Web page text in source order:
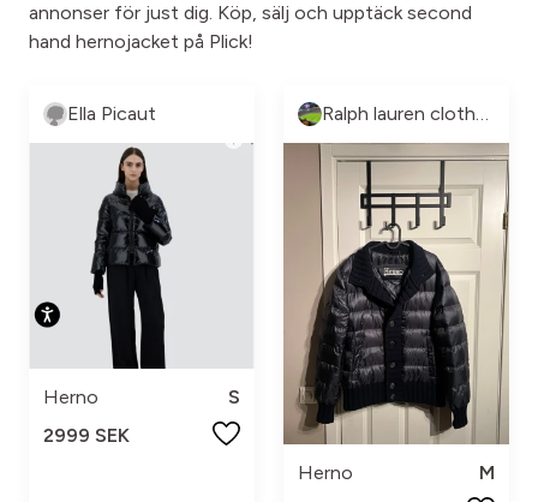
annonser för just dig. Köp, sälj och upptäck second
hand hernojacket på Plick!
Ella Picaut
Herno
S
2999 SEK
Ralph lauren clothes
Herno
M